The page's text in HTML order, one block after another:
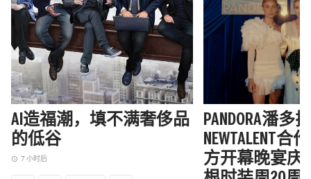
AI造福潮，填不满奢侈品
的低谷
access_time 7 小时后
PANDORA潘多
NEWTALENT合
方开幕晚宴庆